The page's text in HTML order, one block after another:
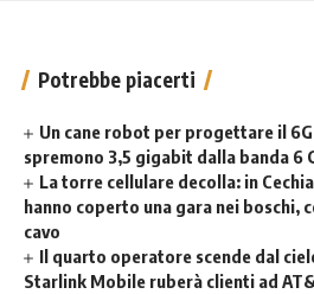
Potrebbe piacerti
Un cane robot per progettare il
spremono 3,5 gigabit dalla banda 6
La torre cellulare decolla: in
hanno coperto una gara nei boschi,
cavo
Il quarto operatore scende dal
Starlink Mobile ruberà clienti ad